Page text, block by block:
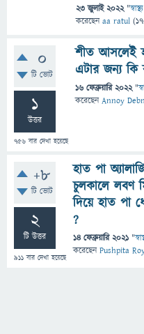
23 জুলাই 2022 "
করেছেনaa ratul (
0
টি ভোট
1
উত্তর
756 বার দেখা হয়েছে
শীত আসলেই
এটার জন্য কি
16 ফেব্রুয়ারি 2022 "
করেছেনAnnoy
+8
টি ভোট
2
টি উত্তর
911 বার দেখা হয়েছে
হাত পা
চুলকালে লবণ
দিয়ে হাত পা
?
14 ফেব্রুয়ারি 2021 "
করেছেনPushpita